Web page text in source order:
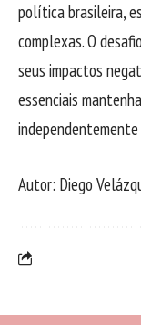
política brasileira,
complexas. O
seus impactos
essenciais
Autor: Diego